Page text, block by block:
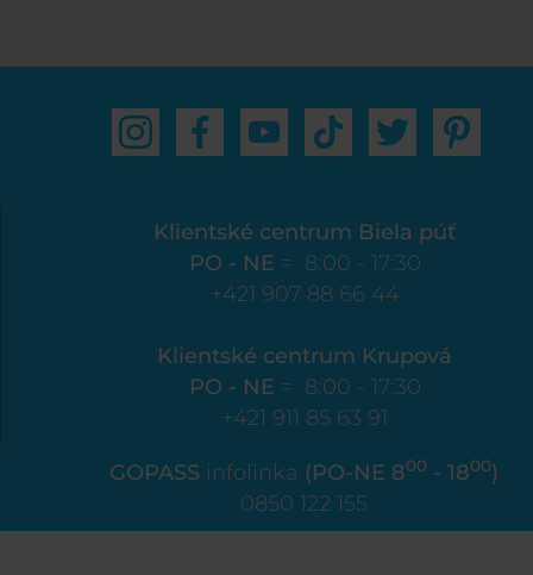
Klientské centrum Biela púť
PO - NE = 8:00 - 17:30
+421 907 88 66 44
Klientské centrum Krupová
PO - NE = 8:00 - 17:30
+421 911 85 63 91
GOPASS infolinka (PO-NE 800 - 1800)
0850 122 155